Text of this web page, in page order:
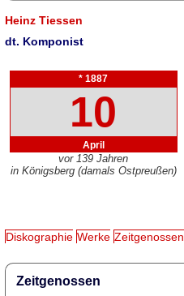
Heinz Tiessen
dt. Komponist
* 1887
10
April
vor 139 Jahren
in Königsberg (damals Ostpreußen)
Diskographie Werke Zeitgenossen
Zeitgenossen